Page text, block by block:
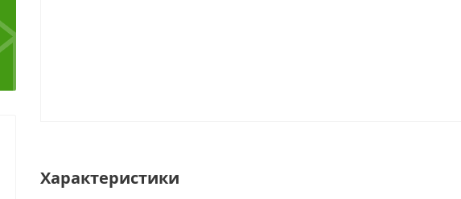
Характеристики